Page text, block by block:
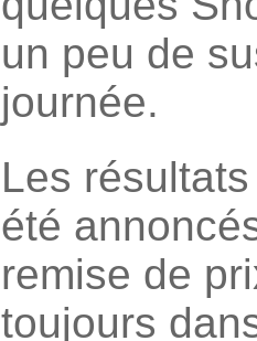
un peu de
journée.
Les
été
remise de
toujours